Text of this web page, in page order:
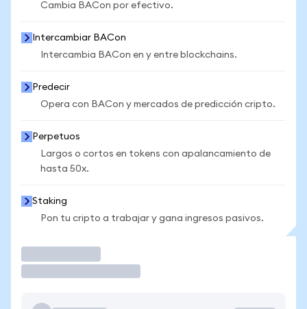
Cambia BACon por efectivo.
Intercambiar BACon
Intercambia BACon en y entre blockchains.
Predecir
Opera con BACon y mercados de predicción cripto.
Perpetuos
Largos o cortos en tokens con apalancamiento de
hasta 50x.
Staking
Pon tu cripto a trabajar y gana ingresos pasivos.